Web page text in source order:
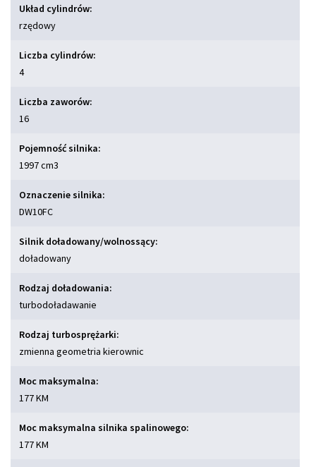
Układ cylindrów:
rzędowy
Liczba cylindrów:
4
Liczba zaworów:
16
Pojemność silnika:
1997 cm3
Oznaczenie silnika:
DW10FC
Silnik doładowany/wolnossący:
doładowany
Rodzaj doładowania:
turbodoładawanie
Rodzaj turbosprężarki:
zmienna geometria kierownic
Moc maksymalna:
177 KM
Moc maksymalna silnika spalinowego:
177 KM